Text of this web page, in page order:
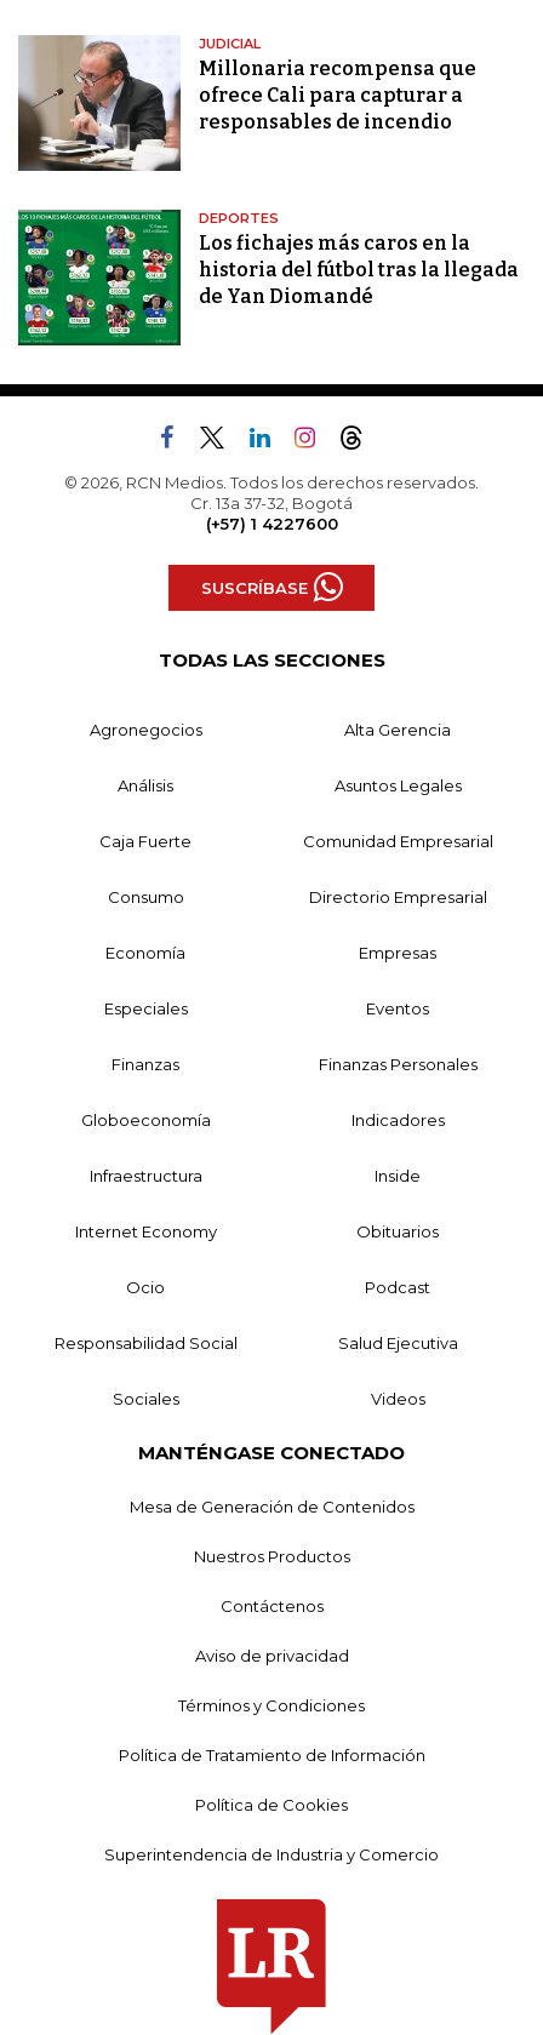
JUDICIAL
Millonaria recompensa que
ofrece Cali para capturar a
responsables de incendio
DEPORTES
Los fichajes más caros en la
historia del fútbol tras la llegada
de Yan Diomandé
© 2026, RCN Medios. Todos los derechos reservados.
Cr. 13a 37-32, Bogotá
(+57) 1 4227600
SUSCRÍBASE
TODAS LAS SECCIONES
Agronegocios Alta Gerencia
Análisis Asuntos Legales
Caja Fuerte Comunidad Empresarial
Consumo Directorio Empresarial
Economía Empresas
Especiales Eventos
Finanzas Finanzas Personales
Globoeconomía Indicadores
Infraestructura Inside
Internet Economy Obituarios
Ocio Podcast
Responsabilidad Social Salud Ejecutiva
Sociales Videos
MANTÉNGASE CONECTADO
Mesa de Generación de Contenidos
Nuestros Productos
Contáctenos
Aviso de privacidad
Términos y Condiciones
Política de Tratamiento de Información
Política de Cookies
Superintendencia de Industria y Comercio